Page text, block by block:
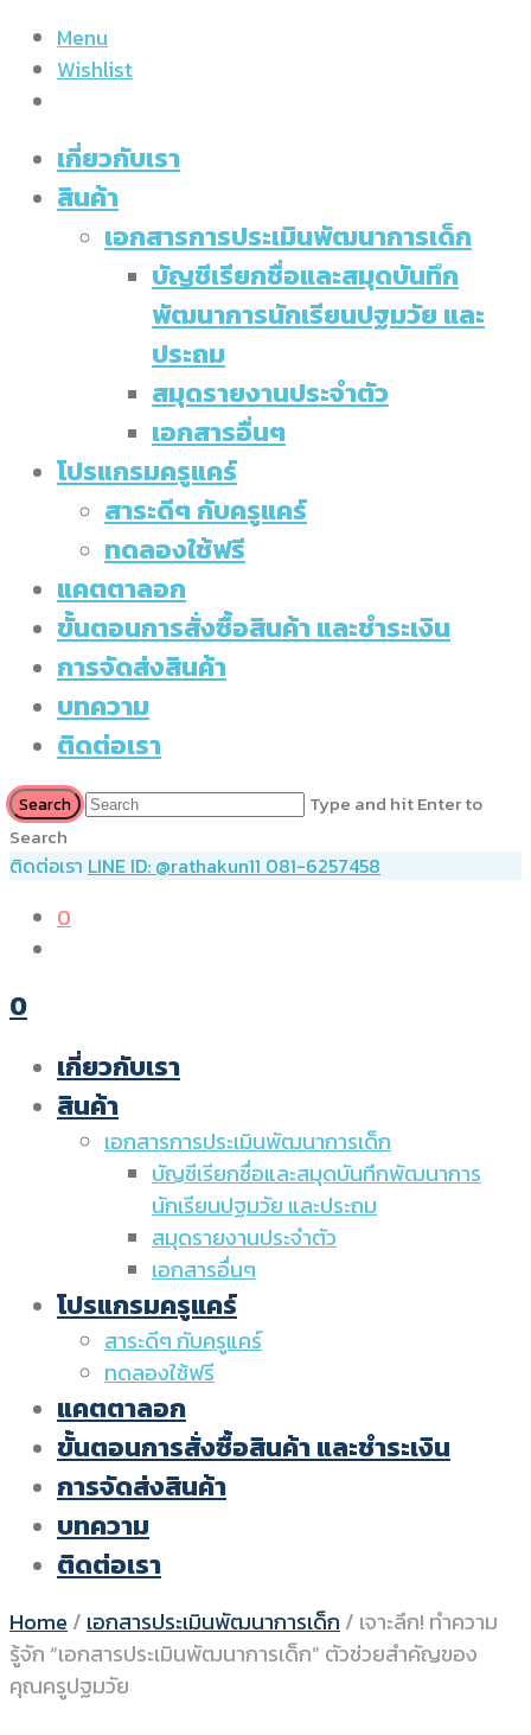
Menu
Wishlist
เกี่ยวกับเรา
สินค้า
เอกสารการประเมินพัฒนาการเด็ก
บัญชีเรียกชื่อและสมุดบันทึก
พัฒนาการนักเรียนปฐมวัย และ
ประถม
สมุดรายงานประจำตัว
เอกสารอื่นๆ
โปรแกรมครูแคร์
สาระดีๆ กับครูแคร์
ทดลองใช้ฟรี
แคตตาลอก
ขั้นตอนการสั่งซื้อสินค้า และชำระเงิน
การจัดส่งสินค้า
บทความ
ติดต่อเรา
Type and hit Enter to
Search
ติดต่อเรา LINE ID: @rathakun11 081-6257458
0
0
เกี่ยวกับเรา
สินค้า
เอกสารการประเมินพัฒนาการเด็ก
บัญชีเรียกชื่อและสมุดบันทึกพัฒนาการ
นักเรียนปฐมวัย และประถม
สมุดรายงานประจำตัว
เอกสารอื่นๆ
โปรแกรมครูแคร์
สาระดีๆ กับครูแคร์
ทดลองใช้ฟรี
แคตตาลอก
ขั้นตอนการสั่งซื้อสินค้า และชำระเงิน
การจัดส่งสินค้า
บทความ
ติดต่อเรา
Home / เอกสารประเมินพัฒนาการเด็ก / เจาะลึก! ทำความ
รู้จัก “เอกสารประเมินพัฒนาการเด็ก” ตัวช่วยสำคัญของ
คุณครูปฐมวัย